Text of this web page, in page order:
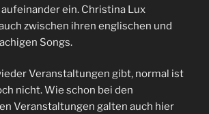
ein. Christina Lux
zwischen ihren englischen und
Songs.
Veranstaltungen gibt, normal ist
nicht. Wie schon bei den
Veranstaltungen galten auch hier